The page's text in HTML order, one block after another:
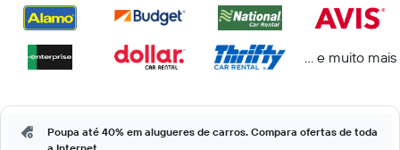
... e muito mais
Poupa até 40% em alugueres de carros. Compara ofertas de toda